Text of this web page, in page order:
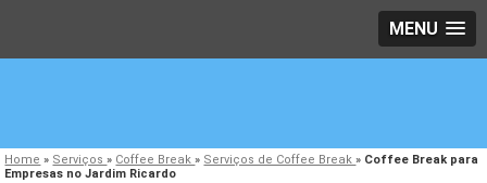
MENU
Home » Serviços» Coffee Break» Serviços de Coffee Break» Coffee Break para
Empresas no Jardim Ricardo